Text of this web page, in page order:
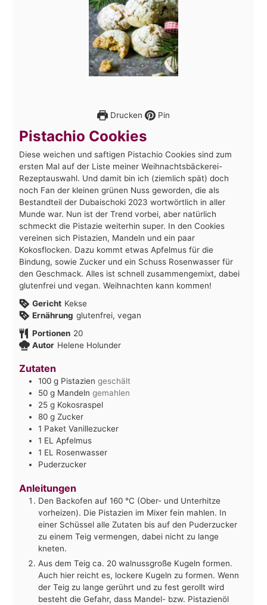
Drucken Pin
Pistachio Cookies
Diese weichen und saftigen Pistachio Cookies sind zum
ersten Mal auf der Liste meiner Weihnachtsbäckerei-
Rezeptauswahl. Und damit bin ich (ziemlich spät) doch
noch Fan der kleinen grünen Nuss geworden, die als
Bestandteil der Dubaischoki 2023 wortwörtlich in aller
Munde war. Nun ist der Trend vorbei, aber natürlich
schmeckt die Pistazie weiterhin super. In den Cookies
vereinen sich Pistazien, Mandeln und ein paar
Kokosflocken. Dazu kommt etwas Apfelmus für die
Bindung, sowie Zucker und ein Schuss Rosenwasser für
den Geschmack. Alles ist schnell zusammengemixt, dabei
glutenfrei und vegan. Weihnachten kann kommen!
Gericht Kekse
Ernährung glutenfrei, vegan
Portionen 20
Autor Helene Holunder
Zutaten
100 g Pistazien geschält
50 g Mandeln gemahlen
25 g Kokosraspel
80 g Zucker
1 Paket Vanillezucker
1 EL Apfelmus
1 EL Rosenwasser
Puderzucker
Anleitungen
Den Backofen auf 160 °C (Ober- und Unterhitze
vorheizen). Die Pistazien im Mixer fein mahlen. In
einer Schüssel alle Zutaten bis auf den Puderzucker
zu einem Teig vermengen, dabei nicht zu lange
kneten.
Aus dem Teig ca. 20 walnussgroße Kugeln formen.
Auch hier reicht es, lockere Kugeln zu formen. Wenn
der Teig zu lange gerührt und zu fest gerollt wird
besteht die Gefahr, dass Mandel- bzw. Pistazienöl